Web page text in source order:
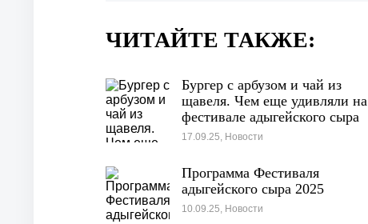
ЧИТАЙТЕ ТАКЖЕ:
Бургер с арбузом и чай из
щавеля. Чем еще удивляли на
фестивале адыгейского сыра
17.09.25, Новости
Программа Фестиваля
адыгейского сыра 2025
10.09.25, Новости